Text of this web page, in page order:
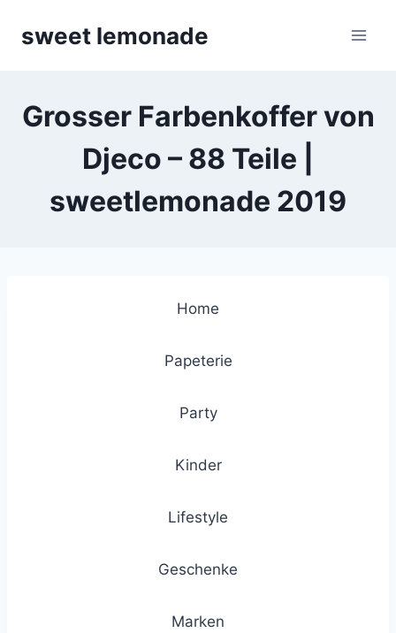
sweet lemonade
Grosser Farbenkoffer von
Djeco – 88 Teile |
sweetlemonade 2019
Home
Papeterie
Party
Kinder
Lifestyle
Geschenke
Marken